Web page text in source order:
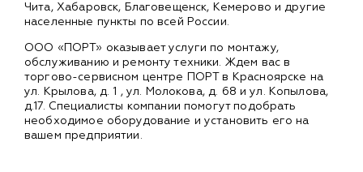
Чита, Хабаровск, Благовещенск, Кемерово и другие
населенные пункты по всей России.
ООО «ПОРТ» оказывает услуги по монтажу,
обслуживанию и ремонту техники. Ждем вас в
торгово-сервисном центре ПОРТ в Красноярске на
ул. Крылова, д. 1 , ул. Молокова, д. 68 и ул. Копылова,
д.17. Специалисты компании помогут подобрать
необходимое оборудование и установить его на
вашем предприятии.